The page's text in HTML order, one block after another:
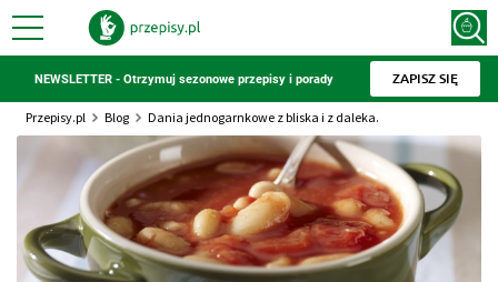
NEWSLETTER - Otrzymuj sezonowe przepisy i porady ZAPISZ SIĘ
Przepisy.pl Blog Dania jednogarnkowe z bliska i z daleka.